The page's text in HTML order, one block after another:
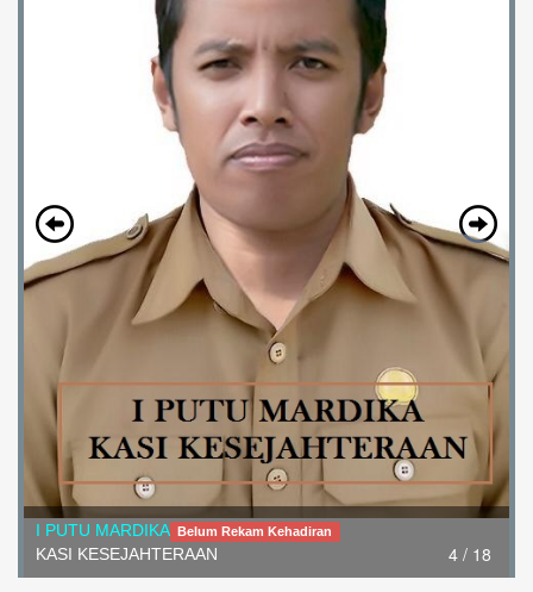
4 / 18
I PUTU MARDIKA Belum Rekam Kehadiran
KASI KESEJAHTERAAN